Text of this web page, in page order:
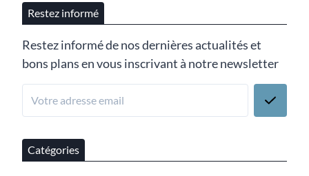
Restez informé
Restez informé de nos dernières actualités et
bons plans en vous inscrivant à notre newsletter
Catégories